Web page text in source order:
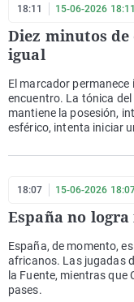
18:11 15-06-2026 18:11
Diez minutos de
igual
El marcador
encuentro. La tónica
mantiene la posesión,
esférico, intenta iniciar
18:07 15-06-2026
España no
España, de momento,
africanos. Las jugadas
la Fuente, mientras que
pases.